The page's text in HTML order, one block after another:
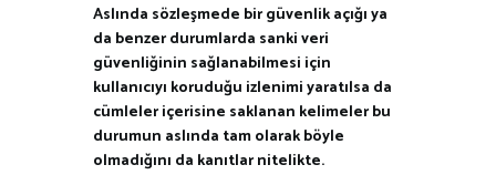
Aslında sözleşmede bir güvenlik açığı ya
da benzer durumlarda sanki veri
güvenliğinin sağlanabilmesi için
kullanıcıyı koruduğu izlenimi yaratılsa da
cümleler içerisine saklanan kelimeler bu
durumun aslında tam olarak böyle
olmadığını da kanıtlar nitelikte.